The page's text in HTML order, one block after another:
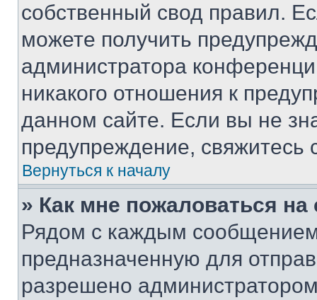
собственный свод правил.
можете получить
администратора
никакого отношения к
данном сайте. Если вы не
предупреждение,
Вернуться к началу
» Как мне пожаловаться
Рядом с каждым сообщением
предназначенную для
разрешено